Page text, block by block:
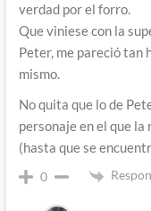
verdad por el forro.
Que viniese con la
Peter, me pareció tan
mismo.
No quita que lo de
personaje en el que la
(hasta que se
0